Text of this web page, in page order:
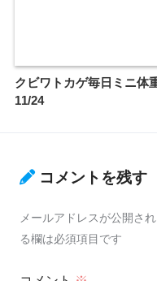
クビワトカゲ毎日ミニ体
11/24
コメントを残す
メールアドレスが公開さ
る欄は必須項目です